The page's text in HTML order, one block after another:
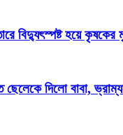
বিদ্যুৎস্পষ্ট হয়ে কৃষকের
ছেলেকে দিলো বাবা,